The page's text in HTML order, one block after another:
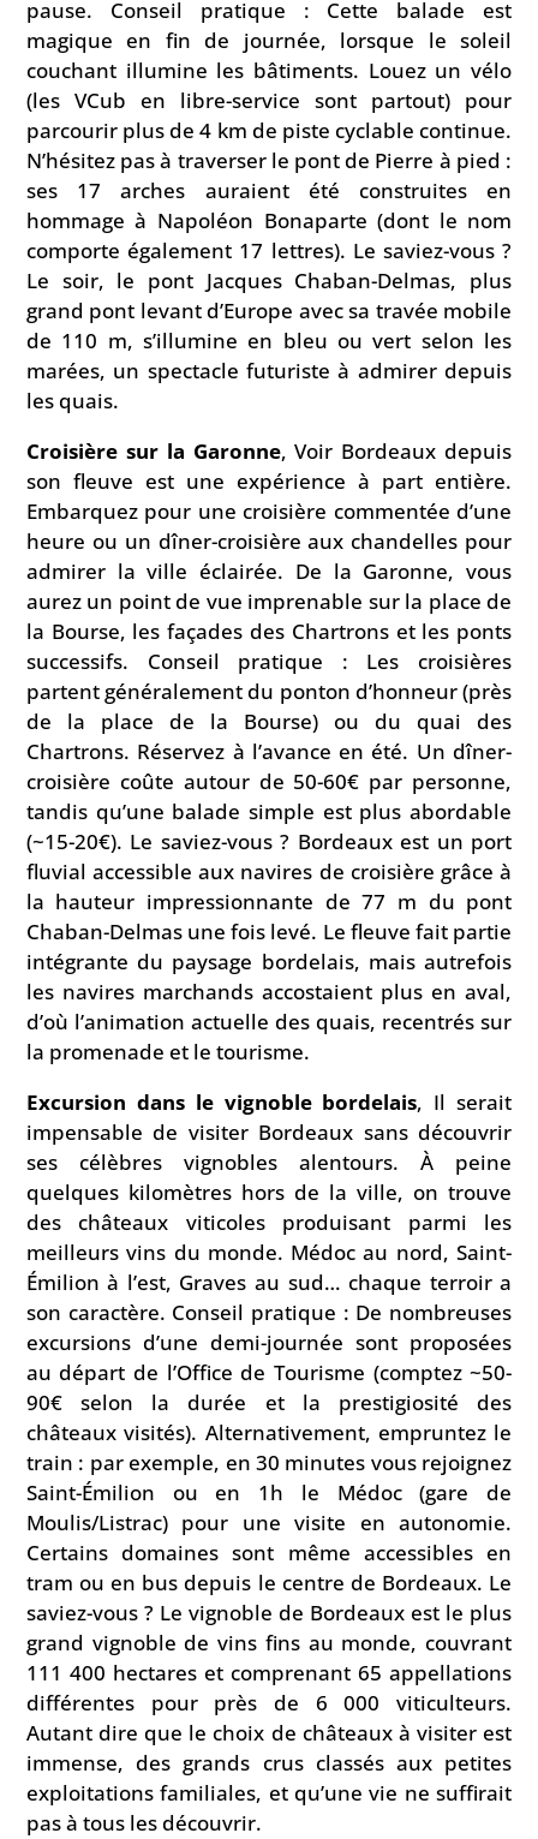
pause. Conseil pratique : Cette balade est
magique en fin de journée, lorsque le soleil
couchant illumine les bâtiments. Louez un vélo
(les VCub en libre-service sont partout) pour
parcourir plus de 4 km de piste cyclable continue.
N’hésitez pas à traverser le pont de Pierre à pied :
ses 17 arches auraient été construites en
hommage à Napoléon Bonaparte (dont le nom
comporte également 17 lettres). Le saviez-vous ?
Le soir, le pont Jacques Chaban-Delmas, plus
grand pont levant d’Europe avec sa travée mobile
de 110 m, s’illumine en bleu ou vert selon les
marées, un spectacle futuriste à admirer depuis
les quais.
Croisière sur la Garonne, Voir Bordeaux depuis
son fleuve est une expérience à part entière.
Embarquez pour une croisière commentée d’une
heure ou un dîner-croisière aux chandelles pour
admirer la ville éclairée. De la Garonne, vous
aurez un point de vue imprenable sur la place de
la Bourse, les façades des Chartrons et les ponts
successifs. Conseil pratique : Les croisières
partent généralement du ponton d’honneur (près
de la place de la Bourse) ou du quai des
Chartrons. Réservez à l’avance en été. Un dîner-
croisière coûte autour de 50-60€ par personne,
tandis qu’une balade simple est plus abordable
(~15-20€). Le saviez-vous ? Bordeaux est un port
fluvial accessible aux navires de croisière grâce à
la hauteur impressionnante de 77 m du pont
Chaban-Delmas une fois levé. Le fleuve fait partie
intégrante du paysage bordelais, mais autrefois
les navires marchands accostaient plus en aval,
d’où l’animation actuelle des quais, recentrés sur
la promenade et le tourisme.
Excursion dans le vignoble bordelais, Il serait
impensable de visiter Bordeaux sans découvrir
ses célèbres vignobles alentours. À peine
quelques kilomètres hors de la ville, on trouve
des châteaux viticoles produisant parmi les
meilleurs vins du monde. Médoc au nord, Saint-
Émilion à l’est, Graves au sud… chaque terroir a
son caractère. Conseil pratique : De nombreuses
excursions d’une demi-journée sont proposées
au départ de l’Office de Tourisme (comptez ~50-
90€ selon la durée et la prestigiosité des
châteaux visités). Alternativement, empruntez le
train : par exemple, en 30 minutes vous rejoignez
Saint-Émilion ou en 1h le Médoc (gare de
Moulis/Listrac) pour une visite en autonomie.
Certains domaines sont même accessibles en
tram ou en bus depuis le centre de Bordeaux. Le
saviez-vous ? Le vignoble de Bordeaux est le plus
grand vignoble de vins fins au monde, couvrant
111 400 hectares et comprenant 65 appellations
différentes pour près de 6 000 viticulteurs.
Autant dire que le choix de châteaux à visiter est
immense, des grands crus classés aux petites
exploitations familiales, et qu’une vie ne suffirait
pas à tous les découvrir.